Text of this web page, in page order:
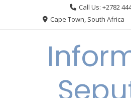
Call Us: +2782
Cape Town, South Africa